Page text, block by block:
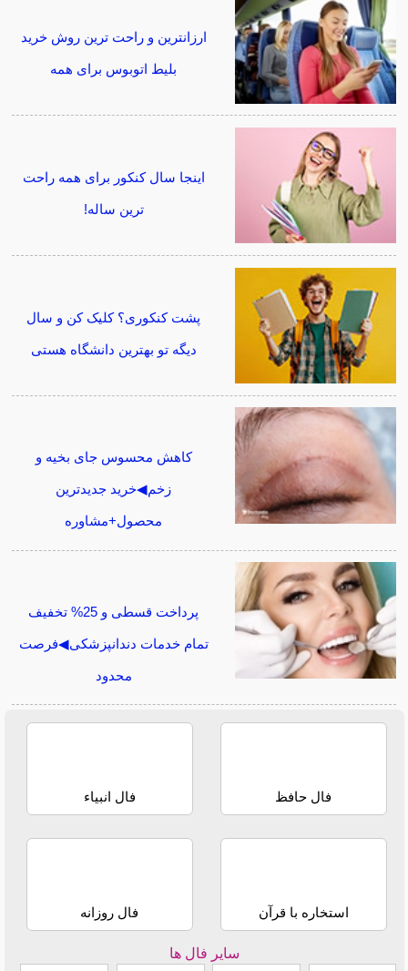
ارزانترین و راحت ترین روش خرید
بلیط اتوبوس برای همه
اینجا سال کنکور برای همه راحت
ترین ساله!
پشت کنکوری؟ کلیک کن و سال
دیگه تو بهترین دانشگاه هستی
کاهش محسوس جای بخیه و
زخم◀خرید جدیدترین
محصول+مشاوره
پرداخت قسطی و 25% تخفیف
تمام خدمات دندانپزشکی◀فرصت
محدود
فال حافظ فال انبیاء
استخاره با قرآن فال روزانه
سایر فال ها